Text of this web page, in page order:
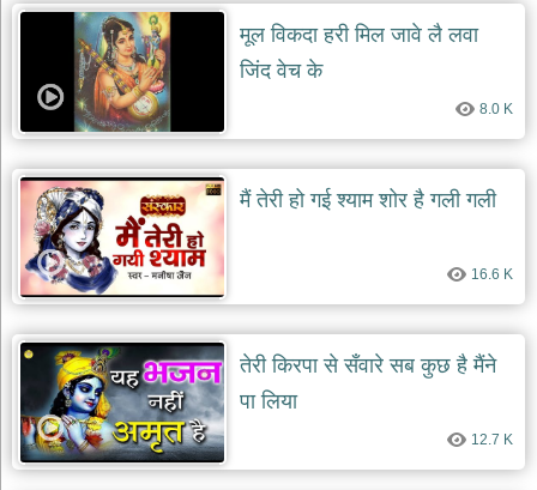
मूल विकदा हरी मिल जावे लै लवा
जिंद वेच के
8.0 K
मैं तेरी हो गई श्याम शोर है गली गली
16.6 K
तेरी किरपा से सँवारे सब कुछ है मैंने
पा लिया
12.7 K